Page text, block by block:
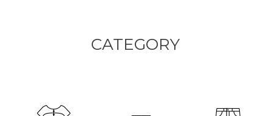
CATEGORY